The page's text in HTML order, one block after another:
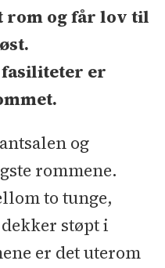
Hent
Trifolia
rom og får lov til
er
og
rommene.
to tunge,
støpt i
er det uterom